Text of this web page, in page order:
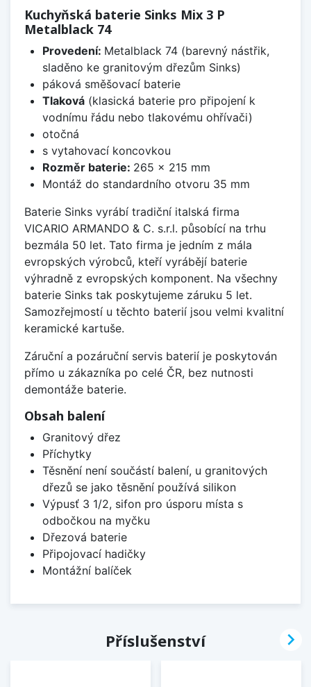
Kuchyňská baterie Sinks Mix 3 P
Metalblack 74
Provedení: Metalblack 74 (barevný nástřik,
sladěno ke granitovým dřezům Sinks)
páková směšovací baterie
Tlaková(klasická baterie pro připojení k
vodnímu řádu nebo tlakovému ohřívači)
otočná
s vytahovací koncovkou
Rozměr baterie: 265 x 215 mm
Montáž do standardního otvoru 35 mm
Baterie Sinks vyrábí tradiční italská firma
VICARIO ARMANDO & C. s.r.l. působící na trhu
bezmála 50 let. Tato firma je jedním z mála
evropských výrobců, kteří vyrábějí baterie
výhradně z evropských komponent. Na všechny
baterie Sinks tak poskytujeme záruku 5 let.
Samozřejmostí u těchto baterií jsou velmi kvalitní
keramické kartuše.
Záruční a pozáruční servis baterií je poskytován
přímo u zákazníka po celé ČR, bez nutnosti
demontáže baterie.
Obsah balení
Granitový dřez
Příchytky
Těsnění není součástí balení, u granitových
dřezů se jako těsnění používá silikon
Výpusť 3 1/2, sifon pro úsporu místa s
odbočkou na myčku
Dřezová baterie
Připojovací hadičky
Montážní balíček
Příslušenství 